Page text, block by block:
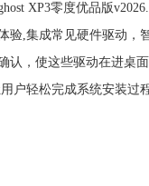
XP3零度优品版
验,集成常见硬件驱动，
认，使这些驱动在进桌
户轻松完成系统安装过程